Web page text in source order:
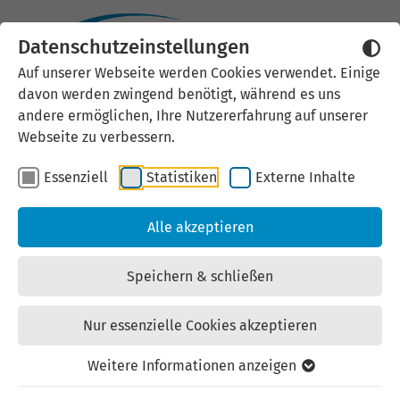
Datenschutzeinstellungen
Auf unserer Webseite werden Cookies verwendet. Einige
davon werden zwingend benötigt, während es uns
andere ermöglichen, Ihre Nutzererfahrung auf unserer
Webseite zu verbessern.
Essenziell Statistiken Externe Inhalte
Alle akzeptieren
Speichern & schließen
Nur essenzielle Cookies akzeptieren
Weitere Informationen anzeigen
Vereinbarung
zur Verwendung von Bild-/Fotomaterial der LEG
Thüringen
Die Vereinbarung wird getroffen zwischen der
Landesentwicklungsgesellschaft Thüringen mbH,
vertreten durch die Geschäftsführung, diese vertreten
Mainzerhofstraße 12, 99084 Erfurt und dem
Landesentwicklungsgesellschaft Thüringen mbH,